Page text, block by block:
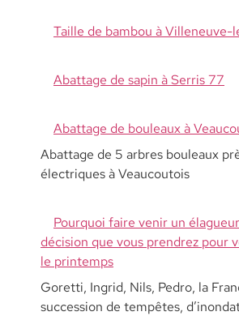
Taille de bambou à
Abattage de sapin à Serris 77
Abattage de bouleaux à
Abattage de 5 arbres bouleaux
électriques à Veaucoutois
Pourquoi faire venir un
décision que vous prendrez pour
le printemps
Goretti, Ingrid, Nils, Pedro, la
succession de tempêtes,